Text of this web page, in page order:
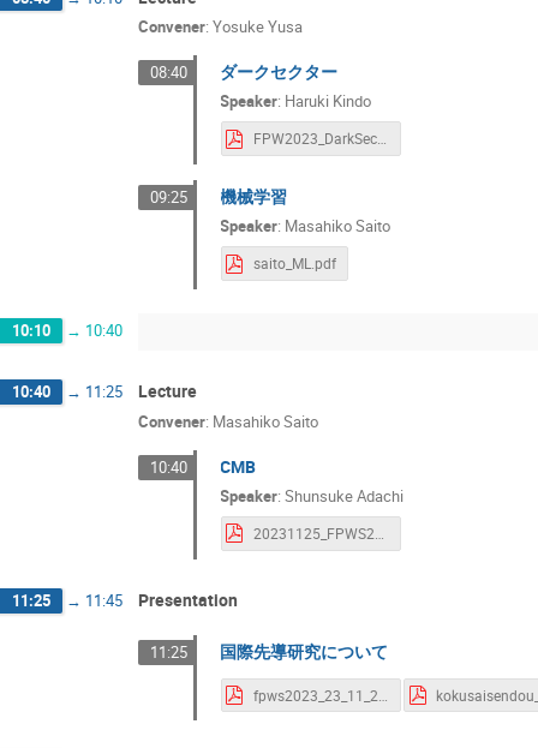
Convener: Yosuke Yusa
08:40 ダークセクター
Speaker: Haruki Kindo
FPW2023_DarkSector.pdf
09:25 機械学習
Speaker: Masahiko Saito
saito_ML.pdf
10:10 → 10:40
10:40 → 11:25 Lecture
Convener: Masahiko Saito
10:40 CMB
Speaker:Shunsuke Adachi
11:25 → 11:45 Presentation
11:25 国際先導研究について